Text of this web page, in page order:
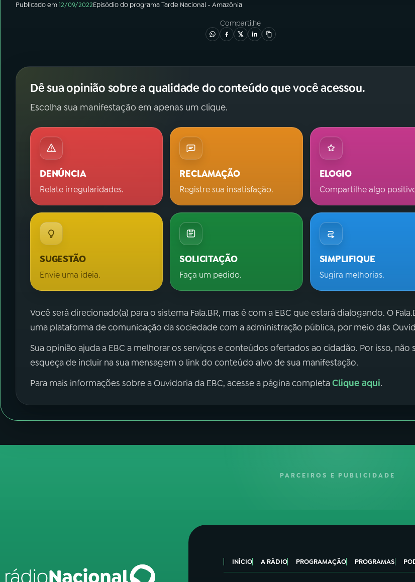
Publicado em12/09/2022Episódiodo programaTarde Nacional - Amazônia
Compartilhe
Dê sua opinião sobre a qualidade do conteúdo que você acessou.
Escolha sua manifestação em apenas um clique.
DENÚNCIA
Relate irregularidades.
RECLAMAÇÃO
Registre sua insatisfação.
ELOGIO
Compartilhe algo
SUGESTÃO
Envie uma ideia.
SOLICITAÇÃO
Faça um pedido.
SIMPLIFIQUE
Sugira melhorias.
Você será direcionado(a) para o sistema Fala.BR, mas é com a EBC que estará dialogando. O
uma plataforma de comunicação da sociedade com a administração pública, por meio das
Sua opinião ajuda a EBC a melhorar os serviços e conteúdos ofertados ao cidadão. Por isso, não
esqueça de incluir na sua mensagem o link do conteúdo alvo de sua manifestação.
Para mais informações sobre a Ouvidoria da EBC, acesse a página completaClique aqui.
PARCEIROS E PUBLICIDADE
INÍCIO A RÁDIO PROGRAMAÇÃO PROGRAMAS